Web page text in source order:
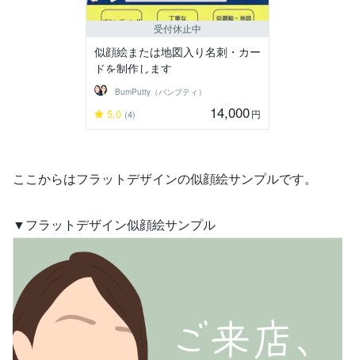
受付休止中
似顔絵または地図入り名刺・カー
ドを制作します
BumPutty（バンプティ）
5.0 (4) 14,000円
ここからはフラットデザインの似顔絵サンプルです。
▼フラットデザイン似顔絵サンプル